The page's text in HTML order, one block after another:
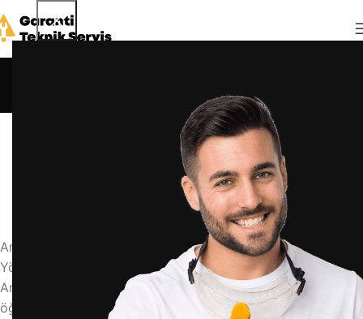
Blog
BLOG
arçelik blender bıçağı nasıl sökülür
admin
26 Nisan 2026
Arçelik Blender Bıçağı Nasıl Sökülür? Pratik ve Güvenli
Yöntem
Arçelik blender bıçağının nasıl söküleceğini adım adım
öğrenin. Güvenli temizlik ve bakım için uzman